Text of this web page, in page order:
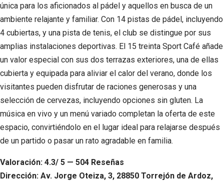
única para los aficionados al pádel y aquellos en busca de un
ambiente relajante y familiar. Con 14 pistas de pádel, incluyendo
4 cubiertas, y una pista de tenis, el club se distingue por sus
amplias instalaciones deportivas. El 15 treinta Sport Café añade
un valor especial con sus dos terrazas exteriores, una de ellas
cubierta y equipada para aliviar el calor del verano, donde los
visitantes pueden disfrutar de raciones generosas y una
selección de cervezas, incluyendo opciones sin gluten. La
música en vivo y un menú variado completan la oferta de este
espacio, convirtiéndolo en el lugar ideal para relajarse después
de un partido o pasar un rato agradable en familia.
Valoración: 4.3/ 5 — 504 Reseñas
Dirección: Av. Jorge Oteiza, 3, 28850 Torrejón de Ardoz,